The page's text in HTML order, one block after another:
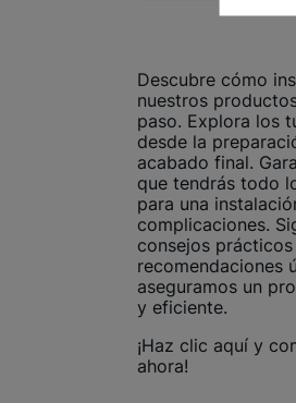
Descubre cómo
nuestros
paso. Explora los
desde la
acabado final.
que tendrás todo
para una
complicaciones.
consejos prácticos
recomendaciones
aseguramos un
y eficiente.
¡Haz clic aquí y
ahora!